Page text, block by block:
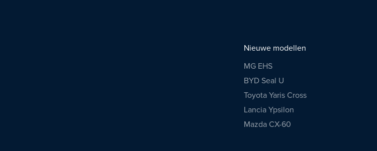
Nieuwe modellen
MG EHS
BYD Seal U
Toyota Yaris Cross
Lancia Ypsilon
Mazda CX-60